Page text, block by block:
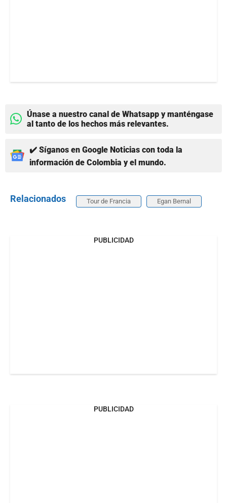
Únase a nuestro canal de Whatsapp y manténgase
al tanto de los hechos más relevantes.
✔️ Síganos en Google Noticias con toda la
información de Colombia y el mundo.
Relacionados Tour de Francia Egan Bernal
PUBLICIDAD
PUBLICIDAD